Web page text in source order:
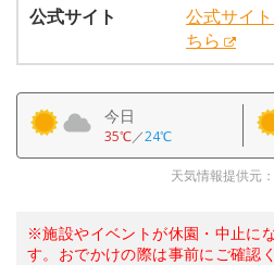
公式サイト
公式サイ
ちら
今日
35℃／24℃
天気情報提供元
※施設やイベントが休園・中止に
す。おでかけの際は事前にご確認く